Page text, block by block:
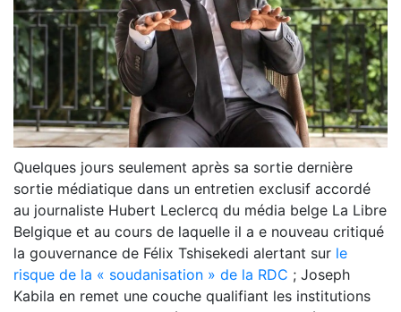
Quelques jours seulement après sa sortie dernière
sortie médiatique dans un entretien exclusif accordé
au journaliste Hubert Leclercq du média belge La Libre
Belgique et au cours de laquelle il a e nouveau critiqué
la gouvernance de Félix Tshisekedi alertant sur le
risque de la « soudanisation » de la RDC ; Joseph
Kabila en remet une couche qualifiant les institutions